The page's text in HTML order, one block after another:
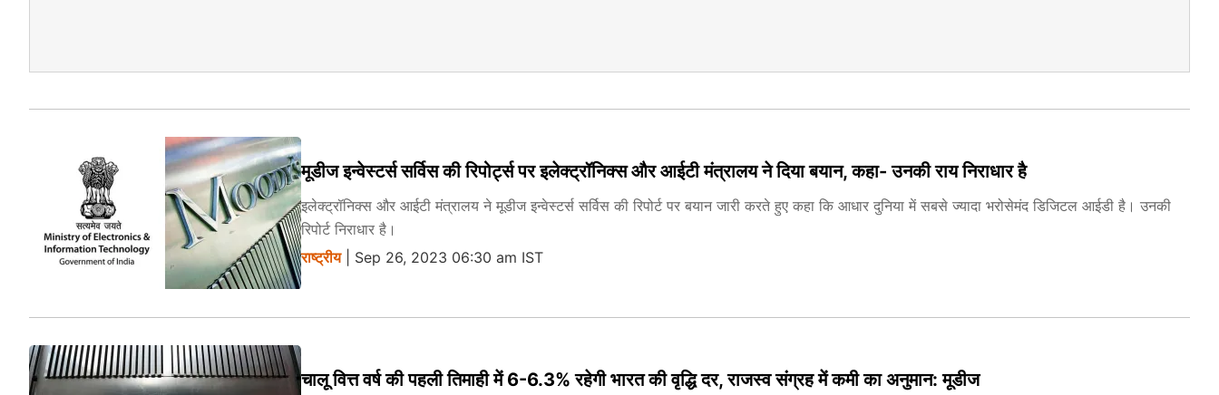
मूडीज इन्वेस्टर्स सर्विस की रिपोर्ट्स पर इलेक्ट्रॉनिक्स और आईटी मंत्रालय ने दिया बयान, कहा- उनकी राय निराधार है
इलेक्ट्रॉनिक्स और आईटी मंत्रालय ने मूडीज इन्वेस्टर्स सर्विस की रिपोर्ट पर बयान जारी करते हुए कहा कि आधार दुनिया में सबसे ज्यादा भरोसेमंद डिजिटल आईडी है। उनकी
रिपोर्ट निराधार है।
राष्ट्रीय| Sep 26, 2023 06:30 am IST
चालू वित्त वर्ष की पहली तिमाही में 6-6.3% रहेगी भारत की वृद्धि दर, राजस्व संग्रह में कमी का अनुमान: मूडीज